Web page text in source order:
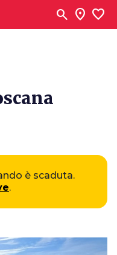
search location_on favorite
è scaduta.
.